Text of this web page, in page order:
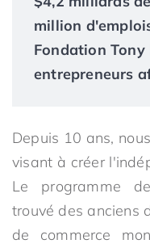
million
Fondation Tony
entrepreneurs
Depuis 10 ans,
visant à créer
Le programme
trouvé des anciens
de commerce